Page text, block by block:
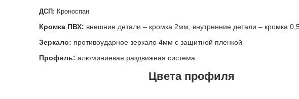
ДСП: Кроноспан
Кромка ПВХ: внешние детали – кромка 2мм, внутренние детали – кромка
Зеркало: противоударное зеркало 4мм с защитной пленкой
Профиль: алюминиевая раздвижная система
Цвета профиля